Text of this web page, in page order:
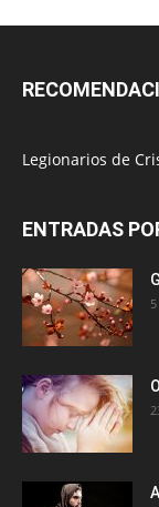
Legionarios de
ENTRADAS